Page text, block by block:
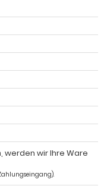
wir Ihre Ware